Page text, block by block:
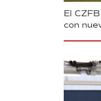
El
con